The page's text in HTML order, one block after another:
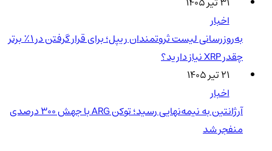
اخبار
به‌روزرسانی لیست ثروتمندان ریپل؛ برای قرار گرفتن در ۱٪ برتر
چقدر XRP نیاز دارید؟
۲۱ تیر ۱۴۰۵
اخبار
آرژانتین به نیمه‌نهایی رسید؛ توکن ARG با جهش ۳۰۰ درصدی
منفجر شد